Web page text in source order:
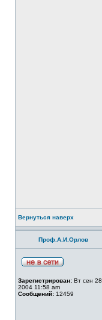
Вернуться наверх
Проф.А.И.Орлов
Зарегистрирован: Вт сен 28,
2004 11:58 am
Сообщений: 12459